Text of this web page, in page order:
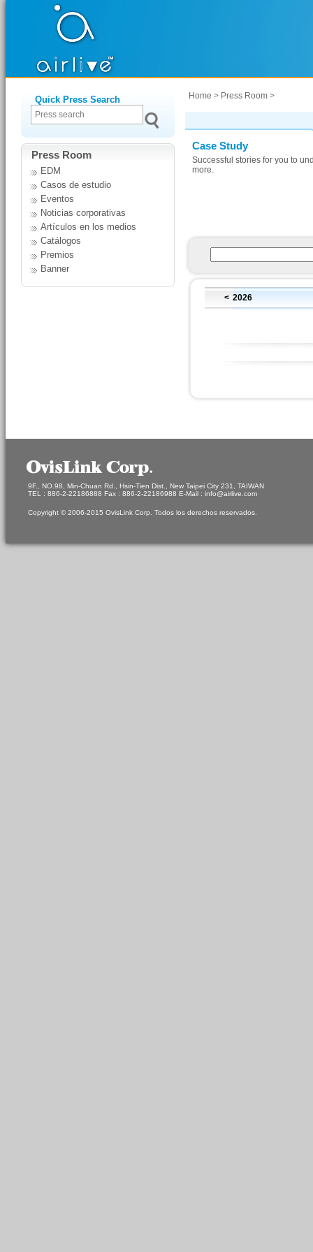
Quick Press Search
Press Room
EDM
Casos de estudio
Eventos
Noticias corporativas
Artículos en los medios
Catálogos
Premios
Banner
Home > Press Room >
Case Study
Successful stories for you to
more.
< 2026
9F., NO.98, Min-Chuan Rd., Hsin-Tien Dist., New Taipei City 231, TAIWAN
TEL : 886-2-22186888 Fax : 886-2-22186988 E-Mail : info@airlive.com
Copyright © 2006-2015 OvisLink Corp. Todos los derechos reservados.